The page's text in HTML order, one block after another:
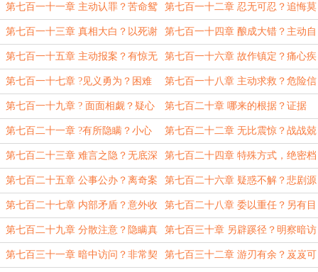
密
第七百一十一章 主动认罪？苦命鸳
鸯
第七百一十二章 忍无可忍？追悔莫
及
第七百一十三章 真相大白？以死谢
罪
第七百一十四章 酿成大错？主动自
首
第七百一十五章 主动报案？有惊无
险
第七百一十六章 故作镇定？痛心疾
首
第七百一十七章 ?见义勇为？困难
重重
第七百一十八章 主动求救？危险信
号
第七百一十九章 ? 面面相觑？疑心
四起
第七百二十章 哪来的根据？证据
呢？
第七百二十一章 ?有所隐瞒？小心
谨慎
第七百二十二章 无比震惊？战战兢
兢
第七百二十三章 难言之隐？无底深
渊
第七百二十四章 特殊方式，绝密档
案？
第七百二十五章 公事公办？离奇案
件
第七百二十六章 疑惑不解？悲剧源
头
第七百二十七章 内部矛盾？意外收
获
第七百二十八章 委以重任？另有目
的
第七百二十九章 分散注意？隐瞒真
相
第七百三十章 另辟蹊径？明察暗访
第七百三十一章 暗中访问？非常契 第七百三十二章 游刃有余？岌岌可